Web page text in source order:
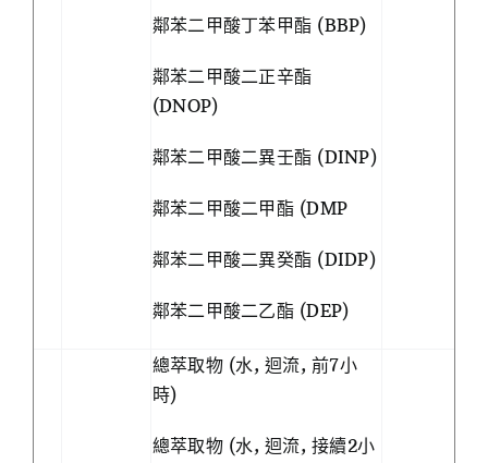
鄰苯二甲酸丁苯甲酯 (BBP)
鄰苯二甲酸二正辛酯
(DNOP)
鄰苯二甲酸二異壬酯 (DINP)
鄰苯二甲酸二甲酯 (DMP
鄰苯二甲酸二異癸酯 (DIDP)
鄰苯二甲酸二乙酯 (DEP)
總萃取物 (水, 迴流, 前7小
時)
總萃取物 (水, 迴流, 接續2小